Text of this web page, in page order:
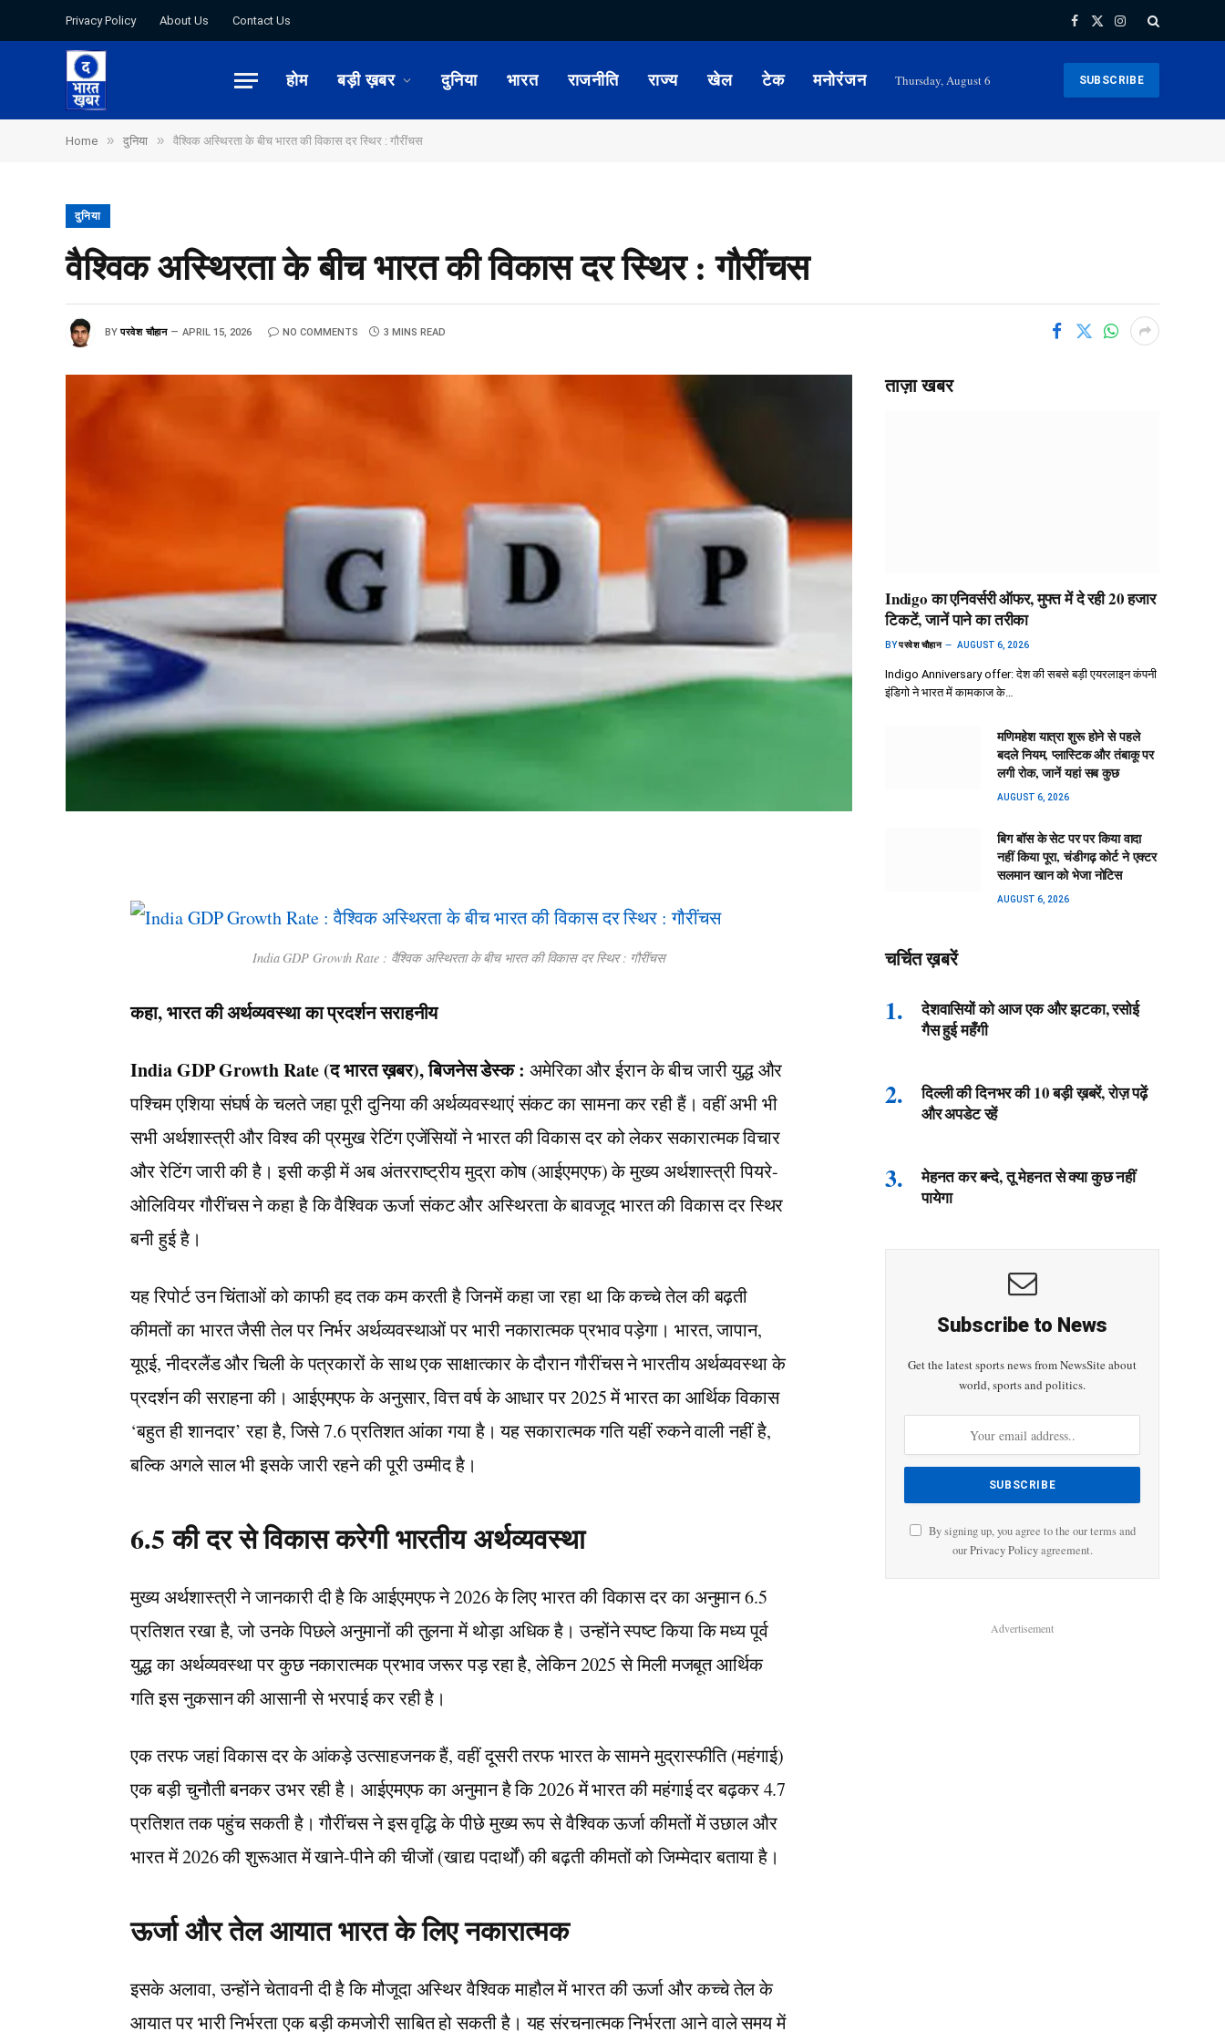
Privacy Policy About Us Contact Us Facebook
X
Instagram
होम बड़ी ख़बर दुनिया भारत राजनीति राज्य खेल टेक मनोरंजन Thursday, August 6 SUBSCRIBE
Home » दुनिया » वैश्विक अस्थिरता के बीच भारत की विकास दर स्थिर : गौरींचस
दुनिया
वैश्विक अस्थिरता के बीच भारत की विकास दर स्थिर : गौरींचस
BY परवेश चौहान APRIL 15, 2026 NO COMMENTS 3 MINS READ
India GDP Growth Rate : वैश्विक अस्थिरता के बीच भारत की विकास दर स्थिर : गौरींचस
कहा, भारत की अर्थव्यवस्था का प्रदर्शन सराहनीय
India GDP Growth Rate (द भारत ख़बर), बिजनेस डेस्क : अमेरिका और ईरान के बीच जारी युद्ध और
पश्चिम एशिया संघर्ष के चलते जहा पूरी दुनिया की अर्थव्यवस्थाएं संकट का सामना कर रही हैं। वहीं अभी भी
सभी अर्थशास्त्री और विश्व की प्रमुख रेटिंग एजेंसियों ने भारत की विकास दर को लेकर सकारात्मक विचार
और रेटिंग जारी की है। इसी कड़ी में अब अंतरराष्ट्रीय मुद्रा कोष (आईएमएफ) के मुख्य अर्थशास्त्री पियरे-
ओलिवियर गौरींचस ने कहा है कि वैश्विक ऊर्जा संकट और अस्थिरता के बावजूद भारत की विकास दर स्थिर
बनी हुई है।
यह रिपोर्ट उन चिंताओं को काफी हद तक कम करती है जिनमें कहा जा रहा था कि कच्चे तेल की बढ़ती
कीमतों का भारत जैसी तेल पर निर्भर अर्थव्यवस्थाओं पर भारी नकारात्मक प्रभाव पड़ेगा। भारत, जापान,
यूएई, नीदरलैंड और चिली के पत्रकारों के साथ एक साक्षात्कार के दौरान गौरींचस ने भारतीय अर्थव्यवस्था के
प्रदर्शन की सराहना की। आईएमएफ के अनुसार, वित्त वर्ष के आधार पर 2025 में भारत का आर्थिक विकास
‘बहुत ही शानदार’ रहा है, जिसे 7.6 प्रतिशत आंका गया है। यह सकारात्मक गति यहीं रुकने वाली नहीं है,
बल्कि अगले साल भी इसके जारी रहने की पूरी उम्मीद है।
6.5 की दर से विकास करेगी भारतीय अर्थव्यवस्था
मुख्य अर्थशास्त्री ने जानकारी दी है कि आईएमएफ ने 2026 के लिए भारत की विकास दर का अनुमान 6.5
प्रतिशत रखा है, जो उनके पिछले अनुमानों की तुलना में थोड़ा अधिक है। उन्होंने स्पष्ट किया कि मध्य पूर्व
युद्ध का अर्थव्यवस्था पर कुछ नकारात्मक प्रभाव जरूर पड़ रहा है, लेकिन 2025 से मिली मजबूत आर्थिक
गति इस नुकसान की आसानी से भरपाई कर रही है।
एक तरफ जहां विकास दर के आंकड़े उत्साहजनक हैं, वहीं दूसरी तरफ भारत के सामने मुद्रास्फीति (महंगाई)
एक बड़ी चुनौती बनकर उभर रही है। आईएमएफ का अनुमान है कि 2026 में भारत की महंगाई दर बढ़कर 4.7
प्रतिशत तक पहुंच सकती है। गौरींचस ने इस वृद्धि के पीछे मुख्य रूप से वैश्विक ऊर्जा कीमतों में उछाल और
भारत में 2026 की शुरूआत में खाने-पीने की चीजों (खाद्य पदार्थों) की बढ़ती कीमतों को जिम्मेदार बताया है।
ऊर्जा और तेल आयात भारत के लिए नकारात्मक
इसके अलावा, उन्होंने चेतावनी दी है कि मौजूदा अस्थिर वैश्विक माहौल में भारत की ऊर्जा और कच्चे तेल के
आयात पर भारी निर्भरता एक बड़ी कमजोरी साबित हो सकती है। यह संरचनात्मक निर्भरता आने वाले समय में
ताज़ा खबर
Indigo का एनिवर्सरी ऑफर, मुफ्त में दे रही 20 हजार
टिकटें, जानें पाने का तरीका
BYपरवेश चौहान AUGUST 6, 2026
Indigo Anniversary offer: देश की सबसे बड़ी एयरलाइन कंपनी
इंडिगो ने भारत में कामकाज के…
मणिमहेश यात्रा शुरू होने से पहले
बदले नियम, प्लास्टिक और तंबाकू पर
लगी रोक, जानें यहां सब कुछ
AUGUST 6, 2026
बिग बॉस के सेट पर पर किया वादा
नहीं किया पूरा, चंडीगढ़ कोर्ट ने एक्टर
सलमान खान को भेजा नोटिस
AUGUST 6, 2026
चर्चित ख़बरें
देशवासियों को आज एक और झटका, रसोई
गैस हुई महँगी
दिल्ली की दिनभर की 10 बड़ी ख़बरें, रोज़ पढ़ें
और अपडेट रहें
मेहनत कर बन्दे, तू मेहनत से क्या कुछ नहीं
पायेगा
Subscribe to News
Get the latest sports news from NewsSite about
world, sports and politics.
By signing up, you agree to the our terms and
ourPrivacy Policyagreement.
Advertisement